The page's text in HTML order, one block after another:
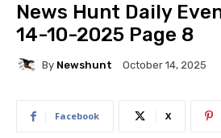
News Hunt Daily
14-10-2025 Page 8
By Newshunt October 14, 2025
Facebook X